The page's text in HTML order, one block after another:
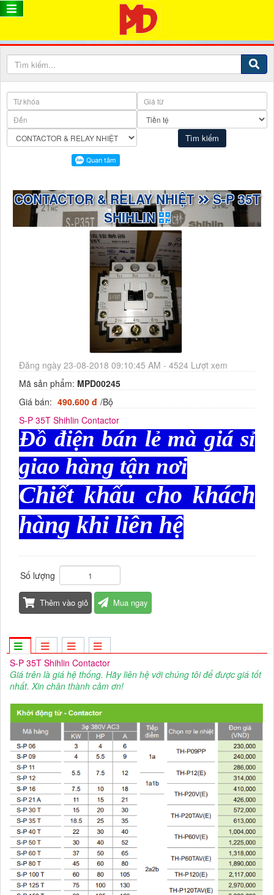
CONTACTOR & RELAY NHIỆT
S-P 35T
SHIHLIN
Đăng ngày 23-08-2018 09:10:45 AM - 4524 Lượt xem
Mã sản phẩm: MPD00245
Giá bán: 490.600 đ /Bộ
S-P 35T Shihlin Contactor
Đồ điện bán lẻ mà giá sỉ
giao hàng tận nơi
Chiết khấu cho khách
hàng khi liên hệ
Số lượng
Thêm vào giỏ Mua ngay
S-P 35T Shihlin Contactor
Giá trên là giá hệ thống. Hãy liên hệ với chúng tôi để được giá tốt
nhất. Xin chân thành cảm ơn!